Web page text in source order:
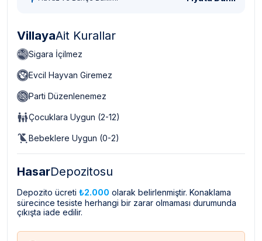
VillayaAit Kurallar
Sigara İçilmez
Evcil Hayvan Giremez
Parti Düzenlenemez
Çocuklara Uygun (2-12)
Bebeklere Uygun (0-2)
HasarDepozitosu
Depozito ücreti ₺2.000 olarak belirlenmiştir. Konaklama
sürecince tesiste herhangi bir zarar olmaması durumunda
çıkışta iade edilir.